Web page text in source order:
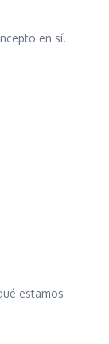
en sí.
estamos